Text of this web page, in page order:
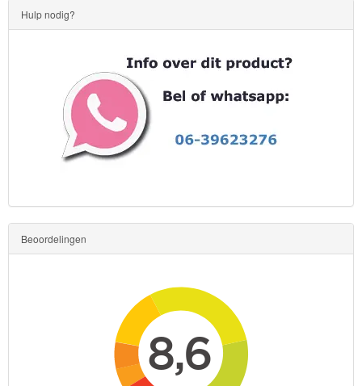
Hulp nodig?
Beoordelingen